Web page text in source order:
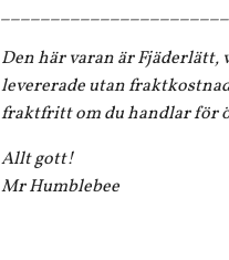
Den här varan är
levererade utan
fraktfritt om du handlar för
Allt gott!
Mr Humblebee